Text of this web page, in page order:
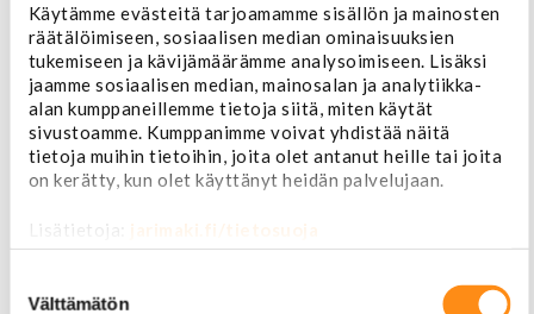
Käytämme evästeitä tarjoamamme sisällön ja mainosten
räätälöimiseen, sosiaalisen median ominaisuuksien
tukemiseen ja kävijämäärämme analysoimiseen. Lisäksi
jaamme sosiaalisen median, mainosalan ja analytiikka-
alan kumppaneillemme tietoja siitä, miten käytät
sivustoamme. Kumppanimme voivat yhdistää näitä
tietoja muihin tietoihin, joita olet antanut heille tai joita
on kerätty, kun olet käyttänyt heidän palvelujaan.
Lisätietoja: jarimaki.fi/tietosuoja
valinta
Välttämätön
Laturin osat
Lämmitys ja ilmastointi
Etuvastukset
Kennot
Kompressorit ja osat
Käyttöpaneelit / kytkimet
Moottorit
Muut
Ohjainlaitteet